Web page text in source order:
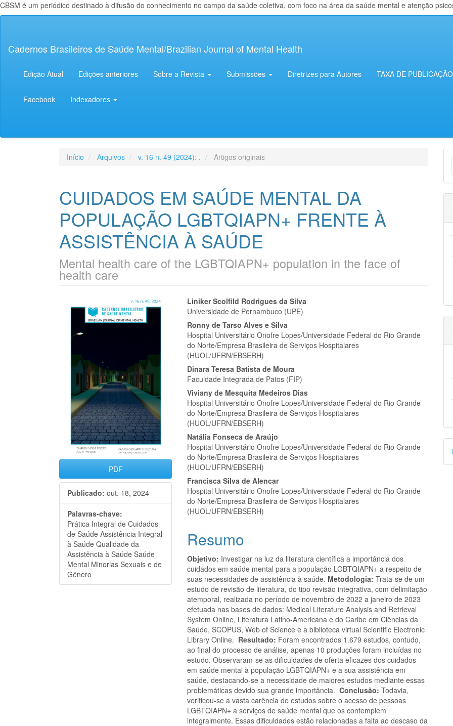
CBSM é um periódico destinado à difusão do conhecimento no campo da saúde coletiva, com foco na área da saúde mental e atenção
principal
Lateral
Cadernos Brasileiros de Saúde Mental/Brazilian Journal of Mental Health
Edição Atual Edições anteriores Sobre a Revista Submissões Diretrizes para Autores TAXA DE PUBLICAÇÃO
Facebook Indexadores
Início Arquivos v. 16 n. 49 (2024): . Artigos originais
CUIDADOS EM SAÚDE MENTAL DA
POPULAÇÃO LGBTQIAPN+ FRENTE À
ASSISTÊNCIA À SAÚDE
Mental health care of the LGBTQIAPN+ population in the face of
health care
Barra
lateral
de
artigos
PDF
Publicado: out. 18, 2024
Palavras-chave:
Prática Integral de Cuidados
de Saúde Assistência Integral
à Saúde Qualidade da
Assistência à Saúde Saúde
Mental Minorias Sexuais e de
Gênero
Conteúdo
do
artigo
principal
Liniker Scolfild Rodrigues da Silva
Universidade de Pernambuco (UPE)
Ronny de Tarso Alves e Silva
Hospital Universitário Onofre Lopes/Universidade Federal do Rio Grande
do Norte/Empresa Brasileira de Serviços Hospitalares
(HUOL/UFRN/EBSERH)
Dinara Teresa Batista de Moura
Faculdade Integrada de Patos (FIP)
Viviany de Mesquita Medeiros Dias
Hospital Universitário Onofre Lopes/Universidade Federal do Rio Grande
do Norte/Empresa Brasileira de Serviços Hospitalares
(HUOL/UFRN/EBSERH)
Natália Fonseca de Araújo
Hospital Universitário Onofre Lopes/Universidade Federal do Rio Grande
do Norte/Empresa Brasileira de Serviços Hospitalares
(HUOL/UFRN/EBSERH)
Francisca Silva de Alencar
Hospital Universitário Onofre Lopes/Universidade Federal do Rio Grande
do Norte/Empresa Brasileira de Serviços Hospitalares
(HUOL/UFRN/EBSERH)
Resumo
Objetivo: Investigar na luz da literatura científica a importância dos
cuidados em saúde mental para a população LGBTQIAPN+ a respeito de
suas necessidades de assistência à saúde. Metodologia: Trata-se de um
estudo de revisão de literatura, do tipo revisão integrativa, com delimitação
atemporal, realizada no período de novembro de 2022 a janeiro de 2023
efetuada nas bases de dados: Medical Literature Analysis and Retrieval
System Online, Literatura Latino-Americana e do Caribe em Ciências da
Saúde, SCOPUS, Web of Science e a biblioteca virtual Scientific Electronic
Library Online. Resultado: Foram encontrados 1.679 estudos, contudo,
ao final do processo de análise, apenas 10 produções foram incluídas no
estudo. Observaram-se as dificuldades de oferta eficazes dos cuidados
em saúde mental à população LGBTQIAPN+ e a sua assistência em
saúde, destacando-se a necessidade de maiores estudos mediante essas
problemáticas devido sua grande importância.Conclusão: Todavia,
verificou-se a vasta carência de estudos sobre o acesso de pessoas
LGBTQIAPN+ a serviços de saúde mental que os contemplem
integralmente. Essas dificuldades estão relacionadas a falta ao descaso da